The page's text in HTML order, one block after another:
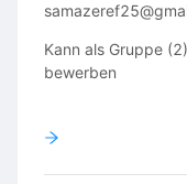
Kann als Gruppe
bewerben